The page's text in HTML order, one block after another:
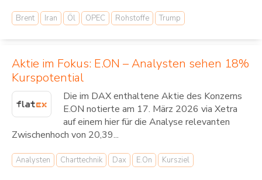
Brent Iran Öl OPEC Rohstoffe Trump
Aktie im Fokus: E.ON – Analysten sehen 18%
Kurspotential
Die im DAX enthaltene Aktie des Konzerns
E.ON notierte am 17. März 2026 via Xetra
auf einem hier für die Analyse relevanten
Zwischenhoch von 20,39...
Analysten Charttechnik Dax E.On Kursziel